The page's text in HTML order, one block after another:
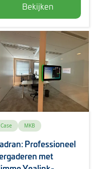
Bekijken
Case MKB
Professioneel
met